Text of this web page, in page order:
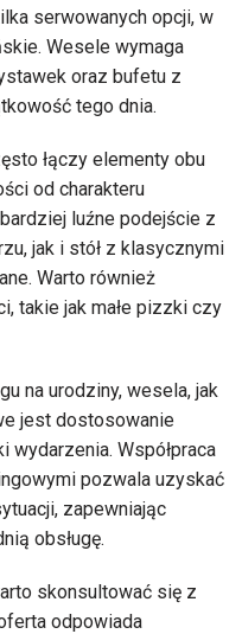
serwowanych opcji, w
Wesele wymaga
oraz bufetu z
tego dnia.
łączy elementy obu
od charakteru
luźne podejście z
jak i stół z klasycznymi
Warto również
takie jak małe pizzki czy
na urodziny, wesela, jak
jest dostosowanie
Współpraca
pozwala uzyskać
zapewniając
obsługę.
skonsultować się z
odpowiada